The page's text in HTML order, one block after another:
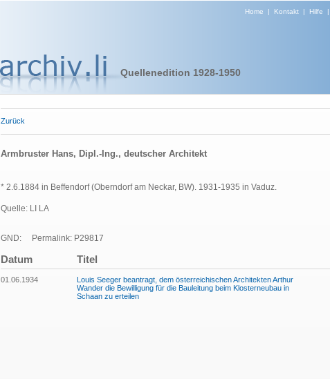
Home | Kontakt| Hilfe |
Quellenedition 1928-1950
Zurück
Armbruster Hans, Dipl.-Ing., deutscher Architekt
* 2.6.1884 in Beffendorf (Oberndorf am Neckar, BW). 1931-1935 in Vaduz.
Quelle: LI LA
GND: Permalink: P29817
Datum Titel
01.06.1934
Louis Seeger beantragt, dem österreichischen Architekten Arthur
Wander die Bewilligung für die Bauleitung beim Klosterneubau in
Schaan zu erteilen